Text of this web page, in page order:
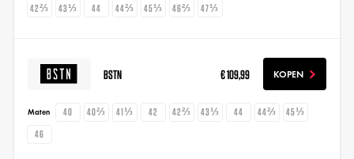
42⅔
43⅓ 44 44⅔ 45⅓ 46⅔ 47⅓
BSTN € 109,99 KOPEN
Maten 40 40⅔ 41⅓ 42 42⅔ 43⅓ 44 44⅔
45⅓
46